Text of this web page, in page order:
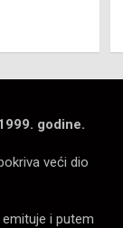
godine.
veći dio
emituje i putem